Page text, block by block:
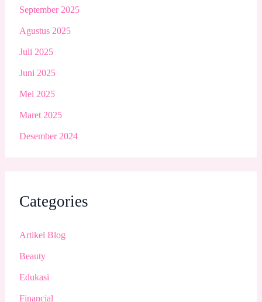
September 2025
Agustus 2025
Juli 2025
Juni 2025
Mei 2025
Maret 2025
Desember 2024
Categories
Artikel Blog
Beauty
Edukasi
Financial